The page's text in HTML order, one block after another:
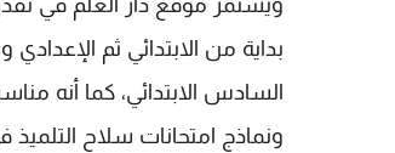
ويستمر موقع دار العلم في
بداية من الابتدائي ثم
السادس الابتدائي، كما أنه
ونماذج امتحانات سلاح التلميذ